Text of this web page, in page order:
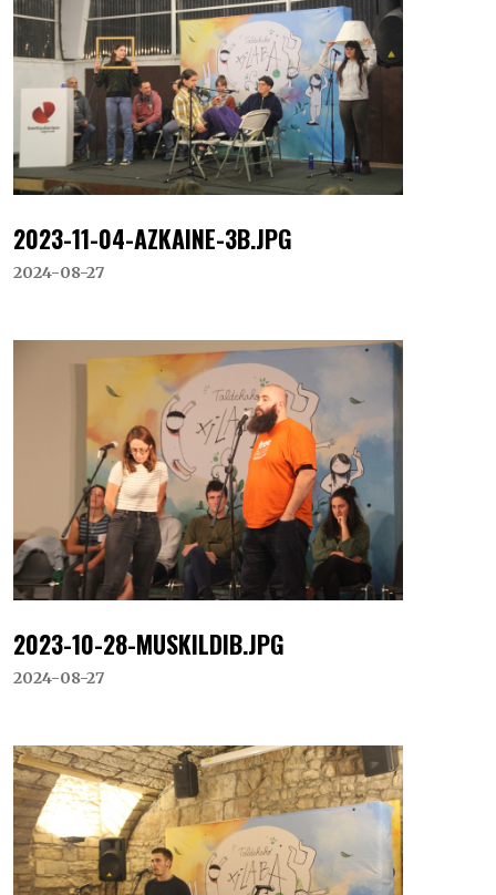
2023-11-04-AZKAINE-3B.JPG
2024-08-27
2023-10-28-MUSKILDIB.JPG
2024-08-27